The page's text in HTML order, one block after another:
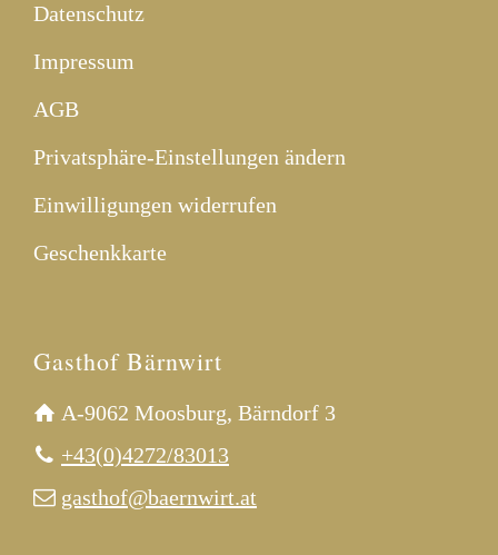
Datenschutz
Impressum
AGB
Privatsphäre-Einstellungen ändern
Einwilligungen widerrufen
Geschenkkarte
Gasthof Bärnwirt
A-9062 Moosburg, Bärndorf 3
+43(0)4272/83013
gasthof@baernwirt.at